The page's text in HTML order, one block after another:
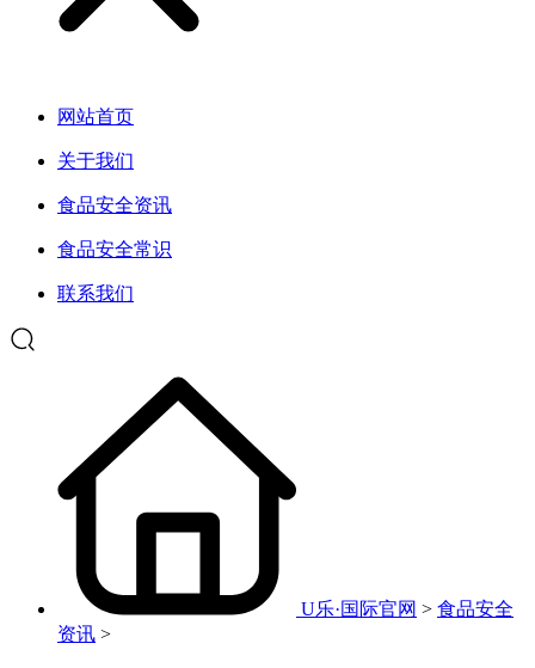
网站首页
关于我们
食品安全资讯
食品安全常识
联系我们
U乐·国际官网 > 食品安全
资讯 >